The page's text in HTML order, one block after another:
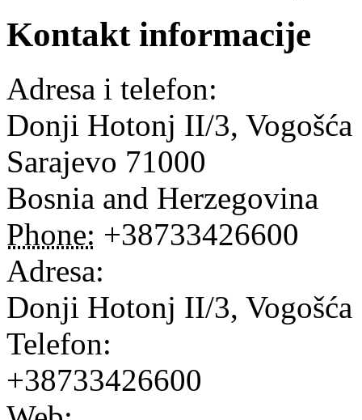
Kontakt informacije
Adresa i telefon:
Donji Hotonj II/3, Vogošća
Sarajevo 71000
Bosnia and Herzegovina
Phone: +38733426600
Adresa:
Donji Hotonj II/3, Vogošća
Telefon:
+38733426600